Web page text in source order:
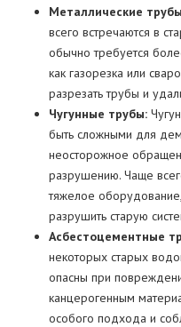
Металлические
всего встречаются в
обычно требуется
как газорезка или
разрезать трубы и
Чугунные трубы:
быть сложными для
неосторожное
разрушению. Чаще
тяжелое
разрушить старую
Асбестоцементные
некоторых старых
опасны при
канцерогенным
особого подхода и